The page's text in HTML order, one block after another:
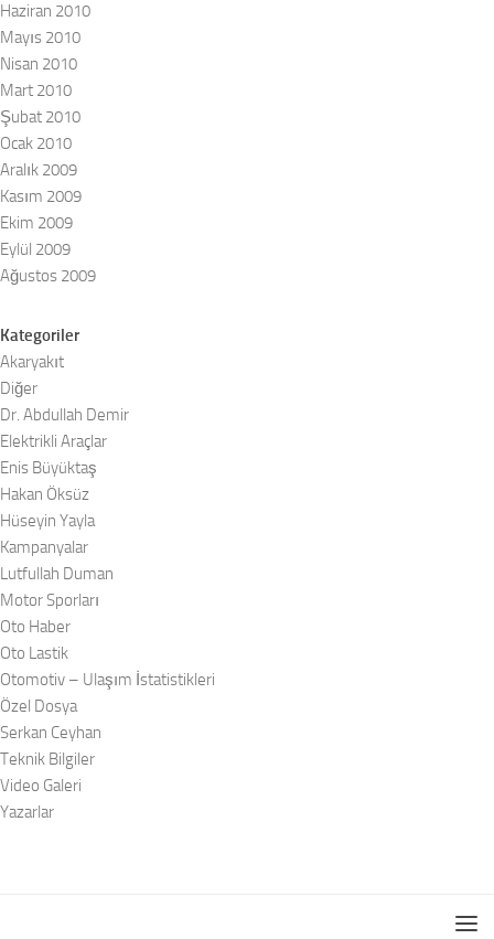
Haziran 2010
Mayıs 2010
Nisan 2010
Mart 2010
Şubat 2010
Ocak 2010
Aralık 2009
Kasım 2009
Ekim 2009
Eylül 2009
Ağustos 2009
Kategoriler
Akaryakıt
Diğer
Dr. Abdullah Demir
Elektrikli Araçlar
Enis Büyüktaş
Hakan Öksüz
Hüseyin Yayla
Kampanyalar
Lutfullah Duman
Motor Sporları
Oto Haber
Oto Lastik
Otomotiv – Ulaşım İstatistikleri
Özel Dosya
Serkan Ceyhan
Teknik Bilgiler
Video Galeri
Yazarlar